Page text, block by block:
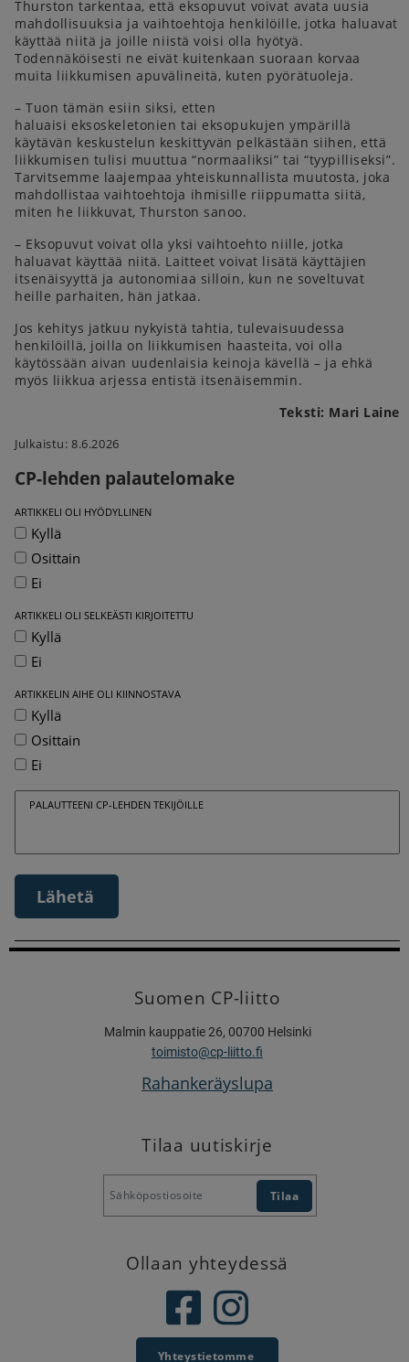
Thurston tarkentaa, että eksopuvut voivat avata uusia
mahdollisuuksia ja vaihtoehtoja henkilöille, jotka haluavat
käyttää niitä ja joille niistä voisi olla hyötyä.
Todennäköisesti ne eivät kuitenkaan suoraan korvaa
muita liikkumisen apuvälineitä, kuten pyörätuoleja.
– Tuon tämän esiin siksi, etten
haluaisi eksoskeletonien tai eksopukujen ympärillä
käytävän keskustelun keskittyvän pelkästään siihen, että
liikkumisen tulisi muuttua “normaaliksi” tai “tyypilliseksi”.
Tarvitsemme laajempaa yhteiskunnallista muutosta, joka
mahdollistaa vaihtoehtoja ihmisille riippumatta siitä,
miten he liikkuvat, Thurston sanoo.
– Eksopuvut voivat olla yksi vaihtoehto niille, jotka
haluavat käyttää niitä. Laitteet voivat lisätä käyttäjien
itsenäisyyttä ja autonomiaa silloin, kun ne soveltuvat
heille parhaiten, hän jatkaa.
Jos kehitys jatkuu nykyistä tahtia, tulevaisuudessa
henkilöillä, joilla on liikkumisen haasteita, voi olla
käytössään aivan uudenlaisia keinoja kävellä – ja ehkä
myös liikkua arjessa entistä itsenäisemmin.
Teksti: Mari Laine
Julkaistu: 8.6.2026
CP-lehden palautelomake
ARTIKKELI OLI HYÖDYLLINEN
Kyllä
Osittain
Ei
ARTIKKELI OLI SELKEÄSTI KIRJOITETTU
Kyllä
Ei
ARTIKKELIN AIHE OLI KIINNOSTAVA
Kyllä
Osittain
Ei
PALAUTTEENI CP-LEHDEN TEKIJÖILLE
Lähetä
Suomen CP-liitto
Malmin kauppatie 26, 00700 Helsinki
toimisto@cp-liitto.fi
Rahankeräyslupa
Tilaa uutiskirje
Ollaan yhteydessä
Yhteystietomme